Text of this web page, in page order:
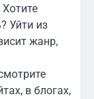
Уйти из
жанр,
в блогах,